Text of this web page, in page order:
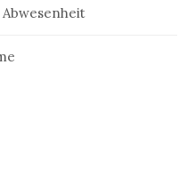
Abwesenheit